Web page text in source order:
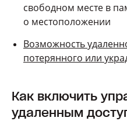
свободном месте в
о местоположении
Возможность
потерянного или
Как включить
удаленным